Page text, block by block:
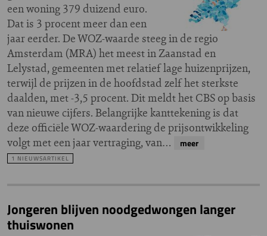
een woning 379 duizend euro.
Dat is 3 procent meer dan een
jaar eerder. De WOZ-waarde steeg in de regio
Amsterdam (MRA) het meest in Zaanstad en
Lelystad, gemeenten met relatief lage huizenprijzen,
terwijl de prijzen in de hoofdstad zelf het sterkste
daalden, met -3,5 procent. Dit meldt het CBS op basis
van nieuwe cijfers. Belangrijke kanttekening is dat
deze officiële WOZ-waardering de prijsontwikkeling
volgt met een jaar vertraging, van…
meer
1 NIEUWSARTIKEL
Jongeren blijven noodgedwongen langer
thuiswonen